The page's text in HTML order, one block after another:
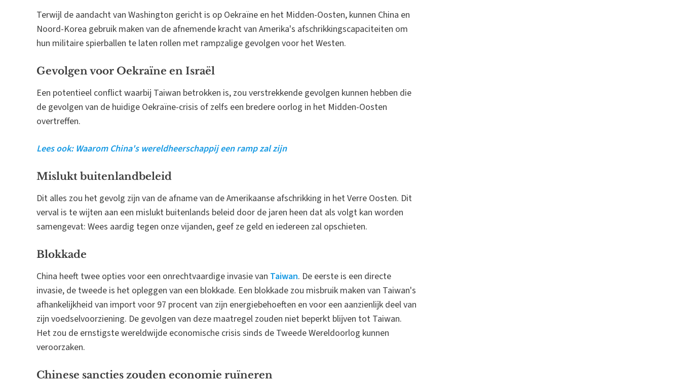
Terwijl de aandacht van Washington gericht is op Oekraïne en het Midden-Oosten, kunnen China en
Noord-Korea gebruik maken van de afnemende kracht van Amerika's afschrikkingscapaciteiten om
hun militaire spierballen te laten rollen met rampzalige gevolgen voor het Westen.
Gevolgen voor Oekraïne en Israël
Een potentieel conflict waarbij Taiwan betrokken is, zou verstrekkende gevolgen kunnen hebben die
de gevolgen van de huidige Oekraïne-crisis of zelfs een bredere oorlog in het Midden-Oosten
overtreffen.
Lees ook: Waarom China's wereldheerschappij een ramp zal zijn
Mislukt buitenlandbeleid
Dit alles zou het gevolg zijn van de afname van de Amerikaanse afschrikking in het Verre Oosten. Dit
verval is te wijten aan een mislukt buitenlands beleid door de jaren heen dat als volgt kan worden
samengevat: Wees aardig tegen onze vijanden, geef ze geld en iedereen zal opschieten.
Blokkade
China heeft twee opties voor een onrechtvaardige invasie van Taiwan. De eerste is een directe
invasie, de tweede is het opleggen van een blokkade. Een blokkade zou misbruik maken van Taiwan's
afhankelijkheid van import voor 97 procent van zijn energiebehoeften en voor een aanzienlijk deel van
zijn voedselvoorziening. De gevolgen van deze maatregel zouden niet beperkt blijven tot Taiwan.
Het zou de ernstigste wereldwijde economische crisis sinds de Tweede Wereldoorlog kunnen
veroorzaken.
Chinese sancties zouden economie ruïneren